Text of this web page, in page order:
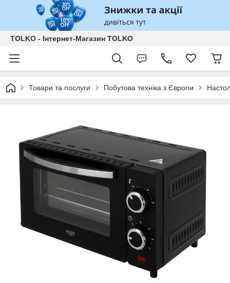
TOLKO - Інтернет-Магазин TOLKO
Товари та послуги Побутова техніка з Європи